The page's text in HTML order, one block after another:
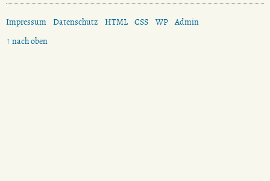
Impressum Datenschutz HTML CSS WP Admin
↑ nach oben